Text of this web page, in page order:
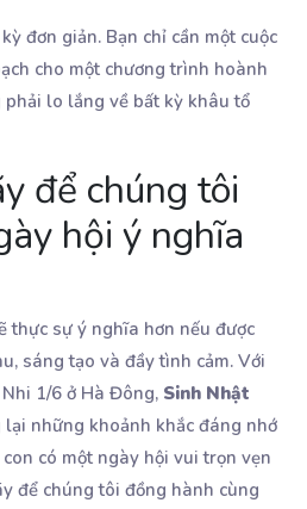
đơn giản. Bạn chỉ cần một cuộc
cho một chương trình hoành
lo lắng về bất kỳ khâu tổ
để chúng tôi
hội ý nghĩa
thực sự ý nghĩa hơn nếu được
sáng tạo và đầy tình cảm. Với
1/6 ở Hà Đông, Sinh Nhật
những khoảnh khắc đáng nhớ
có một ngày hội vui trọn vẹn
để chúng tôi đồng hành cùng